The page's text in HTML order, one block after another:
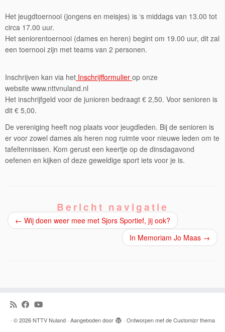
Het jeugdtoernooi (jongens en meisjes) is ‘s middags van 13.00 tot
circa 17.00 uur.
Het seniorentoernooi (dames en heren) begint om 19.00 uur, dit zal
een toernooi zijn met teams van 2 personen.
Inschrijven kan via het Inschrijfformulier op onze
website www.nttvnuland.nl
Het inschrijfgeld voor de junioren bedraagt € 2,50. Voor senioren is
dit € 5,00.
De vereniging heeft nog plaats voor jeugdleden. Bij de senioren is
er voor zowel dames als heren nog ruimte voor nieuwe leden om te
tafeltennissen. Kom gerust een keertje op de dinsdagavond
oefenen en kijken of deze geweldige sport iets voor je is.
Bericht navigatie
← Wij doen weer mee met Sjors Sportief, jij ook?
In Memoriam Jo Maas →
· © 2026 NTTV Nuland· Aangeboden door · Ontworpen met deCustomizr thema